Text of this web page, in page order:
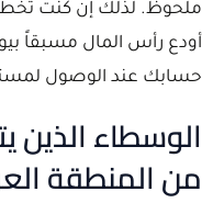
ملحوظ. لذلك إن كنت
أودع رأس المال مسبقاً
حسابك عند الوصول
الوسطاء الذين
من المنطقة